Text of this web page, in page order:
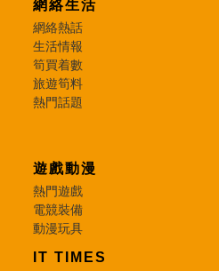
網絡生活
網絡熱話
生活情報
筍買着數
旅遊筍料
熱門話題
遊戲動漫
熱門遊戲
電競裝備
動漫玩具
IT TIMES